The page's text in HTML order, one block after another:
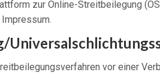
zur Online-Streitbeilegung
vor einer